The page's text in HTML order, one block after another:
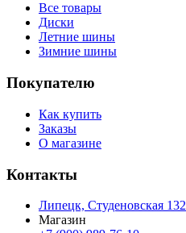
Все товары
Диски
Летние шины
Зимние шины
Покупателю
Как купить
Заказы
О магазине
Контакты
Липецк, Студеновская 132
Магазин